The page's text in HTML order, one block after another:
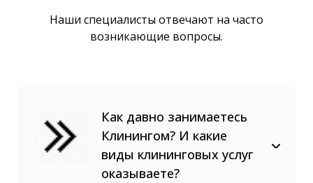
Наши специалисты отвечают на часто
возникающие вопросы.
Как давно занимаетесь
Клинингом? И какие
виды клининговых услуг
оказываете?